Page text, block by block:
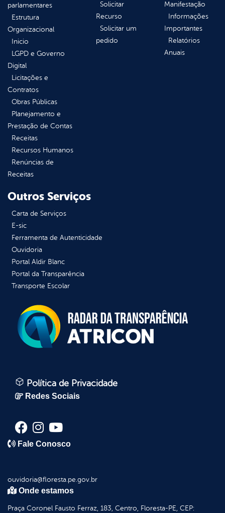
parlamentares
Estrutura
Organizacional
Inicio
LGPD e Governo
Digital
Licitações e
Contratos
Obras Públicas
Planejamento e
Prestação de Contas
Receitas
Recursos Humanos
Renúncias de
Receitas
Solicitar
Recurso
Solicitar um
pedido
Manifestação
Informações
Importantes
Relatórios
Anuais
Outros Serviços
Carta de Serviços
E-sic
Ferramenta de Autenticidade
Ouvidoria
Portal Aldir Blanc
Portal da Transparência
Transporte Escolar
Política de Privacidade
Redes Sociais
Fale Conosco
ouvidoria@floresta.pe.gov.br
Onde estamos
Praça Coronel Fausto Ferraz, 183, Centro, Floresta-PE, CEP: